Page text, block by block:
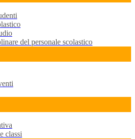
del personale scolastico
classi